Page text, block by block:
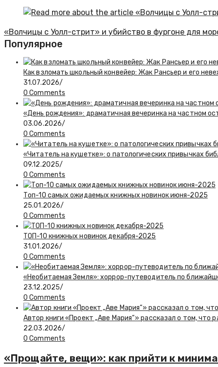
«Волчицы с Уолл-стрит» и убийство в фургоне для
Популярное
Как взломать школьный конвейер: Жак Рансьер и его
31.07.2026/
0 Comments
«День рождения»: драматичная вечеринка на частном
03.06.2026/
0 Comments
«Читатель на кушетке»: о патологических привычках
09.12.2025/
0 Comments
Топ-10 самых ожидаемых книжных новинок июня-2025
25.01.2026/
0 Comments
ТОП-10 книжных новинок декабря-2025
31.01.2026/
0 Comments
«Необитаемая Земля»: хоррор-путеводитель по
23.12.2025/
0 Comments
Автор книги «Проект „Аве Мария“» рассказал о том, что
22.03.2026/
0 Comments
«Прощайте, вещи»: как прийти к